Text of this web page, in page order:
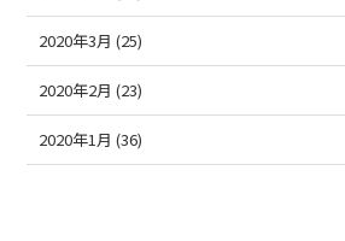
2020年3月 (25)
2020年2月 (23)
2020年1月 (36)